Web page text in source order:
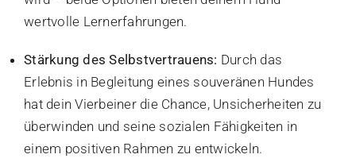
wertvolle Lernerfahrungen.
Stärkung des Selbstvertrauens: Durch das
Erlebnis in Begleitung eines souveränen Hundes
hat dein Vierbeiner die Chance, Unsicherheiten zu
überwinden und seine sozialen Fähigkeiten in
einem positiven Rahmen zu entwickeln.